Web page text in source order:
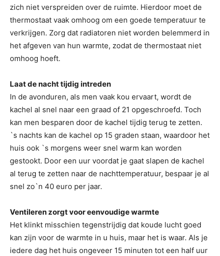
zich niet verspreiden over de ruimte. Hierdoor moet de
thermostaat vaak omhoog om een goede temperatuur te
verkrijgen. Zorg dat radiatoren niet worden belemmerd in
het afgeven van hun warmte, zodat de thermostaat niet
omhoog hoeft.
Laat de nacht tijdig intreden
In de avonduren, als men vaak kou ervaart, wordt de
kachel al snel naar een graad of 21 opgeschroefd. Toch
kan men besparen door de kachel tijdig terug te zetten.
`s nachts kan de kachel op 15 graden staan, waardoor het
huis ook `s morgens weer snel warm kan worden
gestookt. Door een uur voordat je gaat slapen de kachel
al terug te zetten naar de nachttemperatuur, bespaar je al
snel zo`n 40 euro per jaar.
Ventileren zorgt voor eenvoudige warmte
Het klinkt misschien tegenstrijdig dat koude lucht goed
kan zijn voor de warmte in u huis, maar het is waar. Als je
iedere dag het huis ongeveer 15 minuten tot een half uur